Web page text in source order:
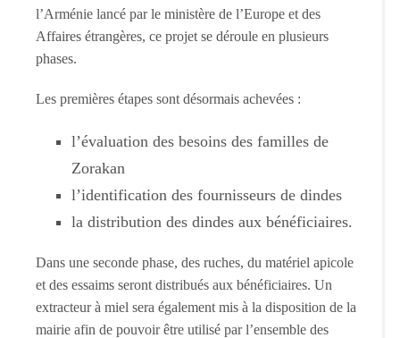
l’Arménie lancé par le ministère de l’Europe et des
Affaires étrangères, ce projet se déroule en plusieurs
phases.
Les premières étapes sont désormais achevées :
l’évaluation des besoins des familles de
Zorakan
l’identification des fournisseurs de dindes
la distribution des dindes aux bénéficiaires.
Dans une seconde phase, des ruches, du matériel apicole
et des essaims seront distribués aux bénéficiaires. Un
extracteur à miel sera également mis à la disposition de la
mairie afin de pouvoir être utilisé par l’ensemble des